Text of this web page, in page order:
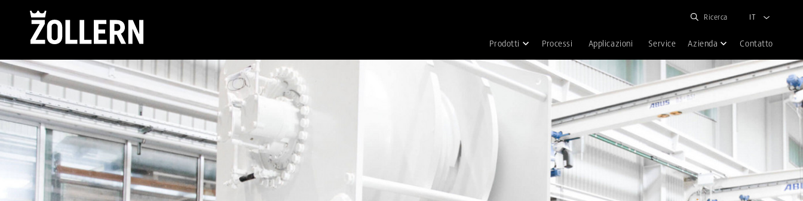
Ricerca
Prodotti Processi Applicazioni Service Azienda Contatto
IT